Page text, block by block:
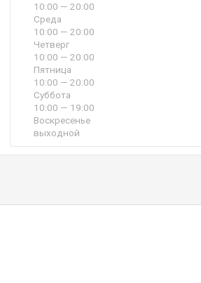
10:00 — 20:00
Среда
10:00 — 20:00
Четверг
10:00 — 20:00
Пятница
10:00 — 20:00
Суббота
10:00 — 19:00
Воскресенье
выходной